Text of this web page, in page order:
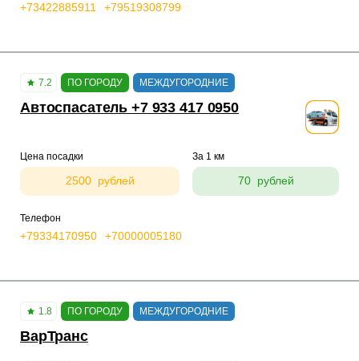
+73422885911 +79519308799
7.2 ПО ГОРОДУ МЕЖДУГОРОДНИЕ
Автоспасатель +7 933 417 0950
Цена посадки
2500 рублей
За 1 км
70 рублей
Телефон
+79334170950 +70000005180
1.8 ПО ГОРОДУ МЕЖДУГОРОДНИЕ
ВарТранс